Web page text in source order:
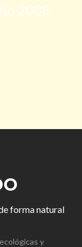
2008
forma natural
y